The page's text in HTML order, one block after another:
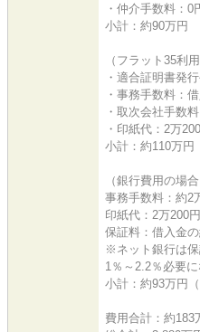
・仲介手数料：0
小計：約90万円
（フラット35利
・適合証明書発
・事務手数料：
・取次会社手数
・印紙代：2万
小計：約110万円
（銀行費用の場合
事務手数料：約2
印紙代：2万200円
保証料：借入金
※ネット銀行は保
1％～2.2％必要に
小計：約93万円
費用合計：約183